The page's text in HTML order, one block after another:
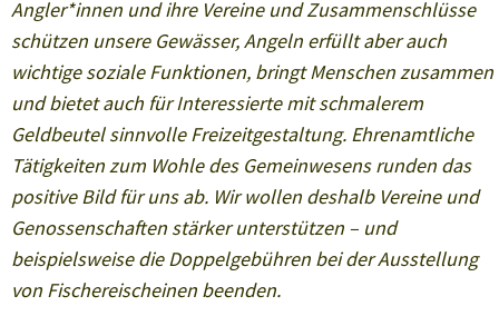
Angler*innen und ihre Vereine und Zusammenschlüsse
schützen unsere Gewässer, Angeln erfüllt aber auch
wichtige soziale Funktionen, bringt Menschen zusammen
und bietet auch für Interessierte mit schmalerem
Geldbeutel sinnvolle Freizeitgestaltung. Ehrenamtliche
Tätigkeiten zum Wohle des Gemeinwesens runden das
positive Bild für uns ab. Wir wollen deshalb Vereine und
Genossenschaften stärker unterstützen – und
beispielsweise die Doppelgebühren bei der Ausstellung
von Fischereischeinen beenden.